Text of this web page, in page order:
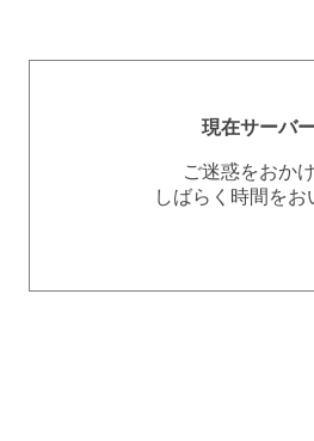
現在サーバ
ご迷惑をおか
しばらく時間を